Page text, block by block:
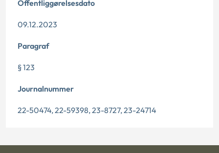
Offentliggørelsesdato
09.12.2023
Paragraf
§ 123
Journalnummer
22-50474, 22-59398, 23-8727, 23-24714